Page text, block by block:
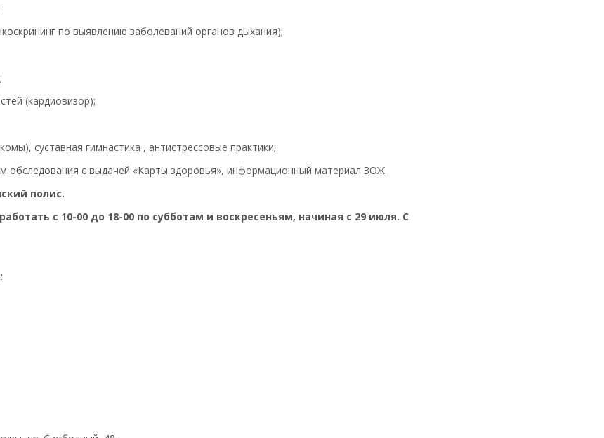
по выявлению заболеваний органов дыхания);
(кардиовизор);
суставная гимнастика , антистрессовые практики;
обследования с выдачей «Карты здоровья», информационный материал ЗОЖ.
полис.
с 10-00 до 18-00 по субботам и воскресеньям, начиная с 29 июля. С